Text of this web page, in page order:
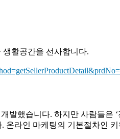
활공간을 선사합니다.
발했습니다. 하지만 사람들은
온라인 마케팅의 기본절차인